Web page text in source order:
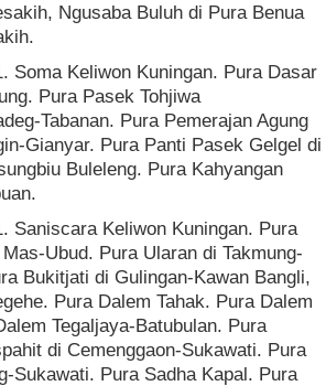
Ngusaba Buluh di Pura Benua
Soma Keliwon Kuningan. Pura Dasar
Pura Pasek Tohjiwa
Tabanan. Pura Pemerajan Agung
Gianyar. Pura Panti Pasek Gelgel di
Buleleng. Pura Kahyangan
Saniscara Keliwon Kuningan. Pura
Ubud. Pura Ularan di Takmung-
Bukitjati di Gulingan-Kawan Bangli,
Pura Dalem Tahak. Pura Dalem
Tegaljaya-Batubulan. Pura
di Cemenggaon-Sukawati. Pura
Sukawati. Pura Sadha Kapal. Pura